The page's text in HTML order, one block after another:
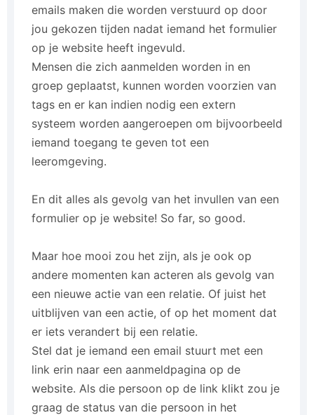
emails maken die worden verstuurd op door
jou gekozen tijden nadat iemand het formulier
op je website heeft ingevuld.
Mensen die zich aanmelden worden in en
groep geplaatst, kunnen worden voorzien van
tags en er kan indien nodig een extern
systeem worden aangeroepen om bijvoorbeeld
iemand toegang te geven tot een
leeromgeving.
En dit alles als gevolg van het invullen van een
formulier op je website! So far, so good.
Maar hoe mooi zou het zijn, als je ook op
andere momenten kan acteren als gevolg van
een nieuwe actie van een relatie. Of juist het
uitblijven van een actie, of op het moment dat
er iets verandert bij een relatie.
Stel dat je iemand een email stuurt met een
link erin naar een aanmeldpagina op de
website. Als die persoon op de link klikt zou je
graag de status van die persoon in het